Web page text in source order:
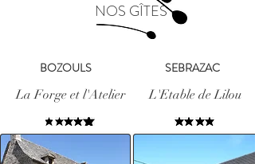
NOS GÎTES
BOZOULS
La Forge et l'Atelier
SEBRAZAC
L'Etable de Lilou